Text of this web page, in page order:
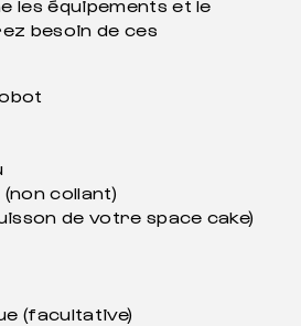
les équipements et le
besoin de ces
collant)
de votre space cake)
(facultative)